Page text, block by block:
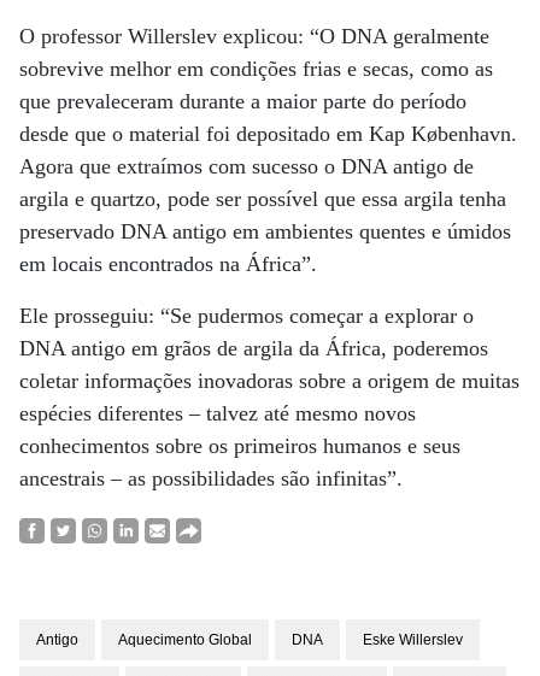
O professor Willerslev explicou: “O DNA geralmente
sobrevive melhor em condições frias e secas, como as
que prevaleceram durante a maior parte do período
desde que o material foi depositado em Kap København.
Agora que extraímos com sucesso o DNA antigo de
argila e quartzo, pode ser possível que essa argila tenha
preservado DNA antigo em ambientes quentes e úmidos
em locais encontrados na África”.
Ele prosseguiu: “Se pudermos começar a explorar o
DNA antigo em grãos de argila da África, poderemos
coletar informações inovadoras sobre a origem de muitas
espécies diferentes – talvez até mesmo novos
conhecimentos sobre os primeiros humanos e seus
ancestrais – as possibilidades são infinitas”.
Antigo Aquecimento Global DNA Eske Willerslev